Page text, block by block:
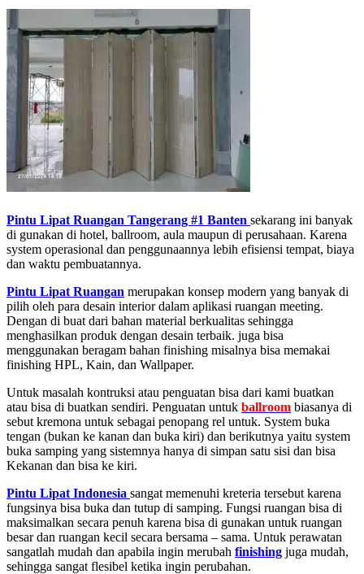
Pintu Lipat Ruangan Tangerang #1 Banten sekarang ini banyak
di gunakan di hotel, ballroom, aula maupun di perusahaan. Karena
system operasional dan penggunaannya lebih efisiensi tempat, biaya
dan waktu pembuatannya.
Pintu Lipat Ruangan merupakan konsep modern yang banyak di
pilih oleh para desain interior dalam aplikasi ruangan meeting.
Dengan di buat dari bahan material berkualitas sehingga
menghasilkan produk dengan desain terbaik. juga bisa
menggunakan beragam bahan finishing misalnya bisa memakai
finishing HPL, Kain, dan Wallpaper.
Untuk masalah kontruksi atau penguatan bisa dari kami buatkan
atau bisa di buatkan sendiri. Penguatan untuk ballroom biasanya di
sebut kremona untuk sebagai penopang rel untuk. System buka
tengan (bukan ke kanan dan buka kiri) dan berikutnya yaitu system
buka samping yang sistemnya hanya di simpan satu sisi dan bisa
Kekanan dan bisa ke kiri.
Pintu Lipat Indonesia sangat memenuhi kreteria tersebut karena
fungsinya bisa buka dan tutup di samping. Fungsi ruangan bisa di
maksimalkan secara penuh karena bisa di gunakan untuk ruangan
besar dan ruangan kecil secara bersama – sama. Untuk perawatan
sangatlah mudah dan apabila ingin merubah finishing juga mudah,
sehingga sangat flesibel ketika ingin perubahan.